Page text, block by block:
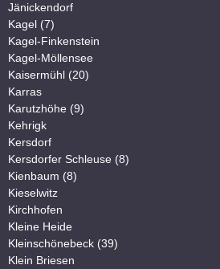
Jänickendorf
Kagel (7)
Kagel-Finkenstein
Kagel-Möllensee
Kaisermühl (20)
Karras
Karutzhöhe (9)
Kehrigk
Kersdorf
Kersdorfer Schleuse (8)
Kienbaum (8)
Kieselwitz
Kirchhofen
Kleine Heide
Kleinschönebeck (39)
Klein Briesen